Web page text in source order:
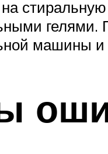
гелями.
машины и